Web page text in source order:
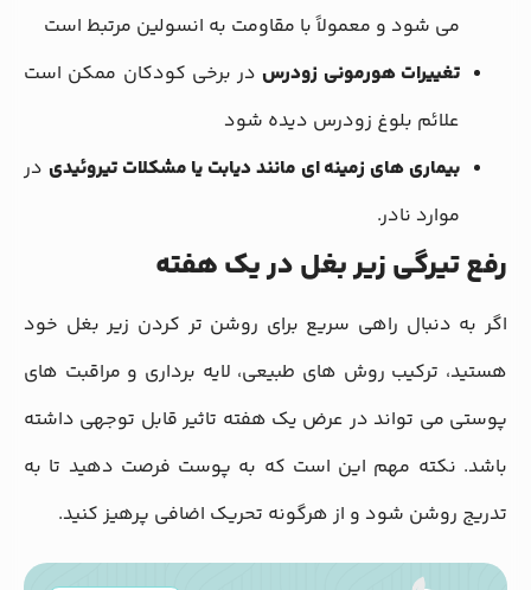
می شود و معمولاً با مقاومت به انسولین مرتبط است
تغییرات هورمونی زودرس در برخی کودکان ممکن است
علائم بلوغ زودرس دیده شود
بیماری های زمینه ای مانند دیابت یا مشکلات تیروئیدی در
موارد نادر.
رفع تیرگی زیر بغل در یک هفته
اگر به دنبال راهی سریع برای روشن تر کردن زیر بغل خود
هستید، ترکیب روش های طبیعی، لایه برداری و مراقبت های
پوستی می تواند در عرض یک هفته تاثیر قابل توجهی داشته
باشد. نکته مهم این است که به پوست فرصت دهید تا به
تدریج روشن شود و از هرگونه تحریک اضافی پرهیز کنید.